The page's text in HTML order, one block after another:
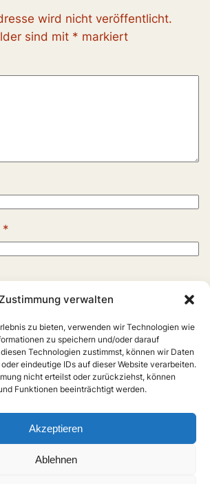
verwalten
zu bieten, verwenden wir Technologien wie
zu speichern und/oder darauf
Technologien zustimmst, können wir Daten
eindeutige IDs auf dieser Website verarbeiten.
nicht erteilst oder zurückziehst, können
Funktionen beeinträchtigt werden.
Akzeptieren
Ablehnen
wird nicht veröffentlicht.
sind mit * markiert
*